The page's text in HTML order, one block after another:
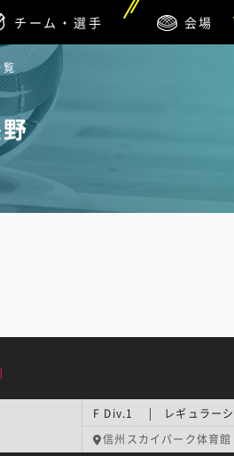
チーム・選手 会場
F Div.1 | レギュラーシ
信州スカイパーク体育館